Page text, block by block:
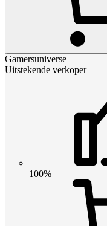
Gamersuniverse
Uitstekende verkoper
100%